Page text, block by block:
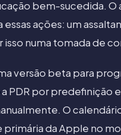
bem-sucedida.
ações: um
numa tomada de
versão beta para
PDR por predefinição
O
da Apple no